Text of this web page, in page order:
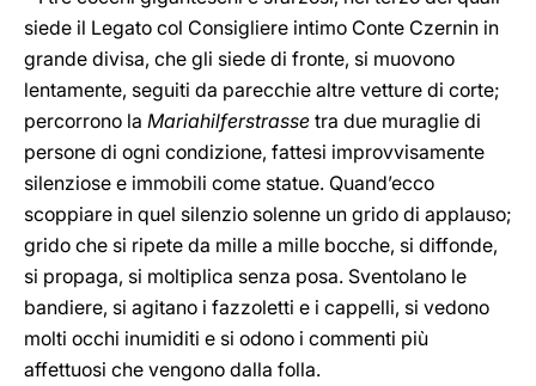
siede il Legato col Consigliere intimo Conte Czernin in
grande divisa, che gli siede di fronte, si muovono
lentamente, seguiti da parecchie altre vetture di corte;
percorrono la Mariahilferstrasse tra due muraglie di
persone di ogni condizione, fattesi improvvisamente
silenziose e immobili come statue. Quand’ecco
scoppiare in quel silenzio solenne un grido di applauso;
grido che si ripete da mille a mille bocche, si diffonde,
si propaga, si moltiplica senza posa. Sventolano le
bandiere, si agitano i fazzoletti e i cappelli, si vedono
molti occhi inumiditi e si odono i commenti più
affettuosi che vengono dalla folla.